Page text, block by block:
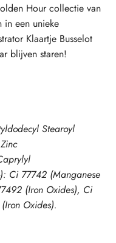
Hour collectie van
in een unieke
Klaartje Busselot
blijven staren!
Stearoyl
Ci 77742 (Manganese
(Iron Oxides), Ci
Oxides).